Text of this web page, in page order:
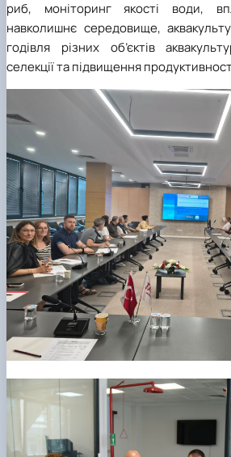
риб, моніторинг якості води,
навколишнє середовище,
годівля різних об’єктів
селекції та підвищення